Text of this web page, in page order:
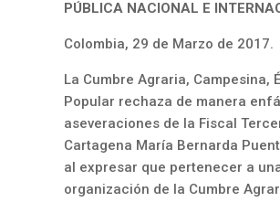
PÚBLICA NACIONAL E
Colombia, 29 de Marzo de 2017.
La Cumbre Agraria, Campesina,
Popular rechaza de manera
aseveraciones de la Fiscal
Cartagena María Bernarda
al expresar que pertenecer a
organización de la Cumbre